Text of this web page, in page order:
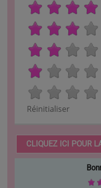
Réinitialiser
CLIQUEZ ICI POUR